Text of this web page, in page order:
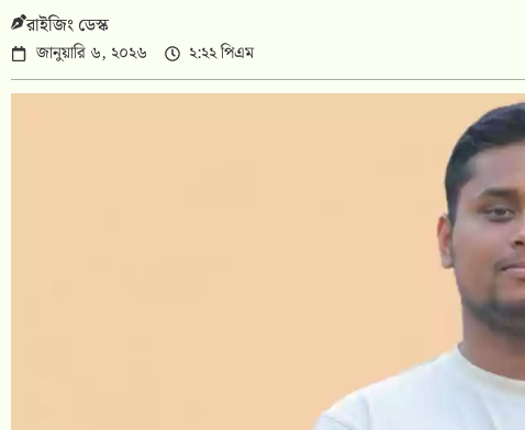
রাইজিং ডেস্ক
জানুয়ারি ৬, ২০২৬ ২:২২ পিএম